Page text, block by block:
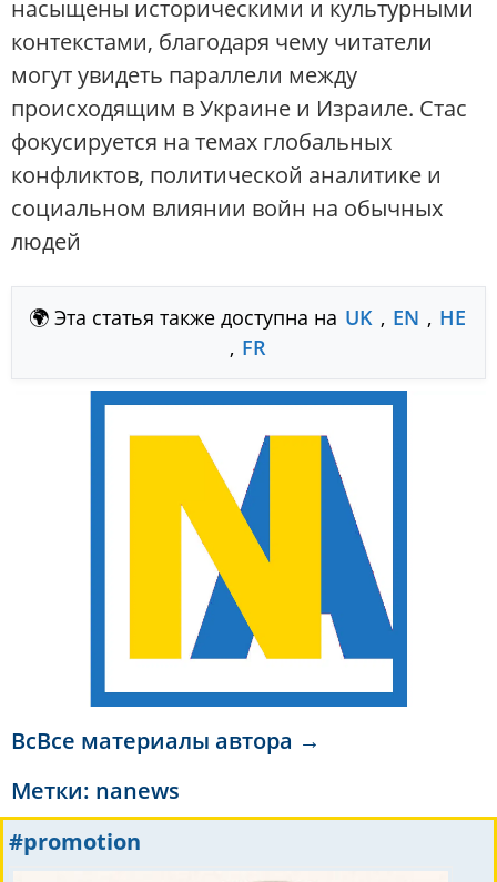
насыщены историческими и культурными
контекстами, благодаря чему читатели
могут увидеть параллели между
происходящим в Украине и Израиле. Стас
фокусируется на темах глобальных
конфликтов, политической аналитике и
социальном влиянии войн на обычных
людей
🌍 Эта статья также доступна на UK , EN , HE
, FR
ВсВсе материалы автора →
Метки: nanews
#promotion